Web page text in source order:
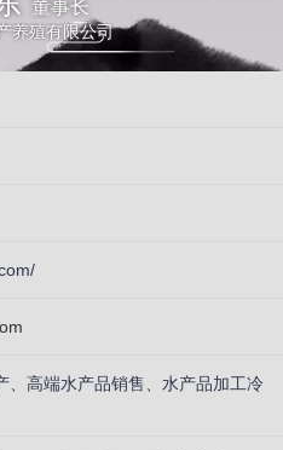
董事长
养殖有限公司
、高端水产品销售、水产品加工冷